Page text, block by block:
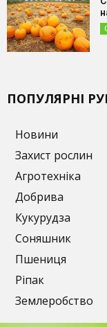
ПОПУЛЯРНІ
Новини
Захист рослин
Агротехніка
Добрива
Кукурудза
Соняшник
Пшениця
Ріпак
Землеробство